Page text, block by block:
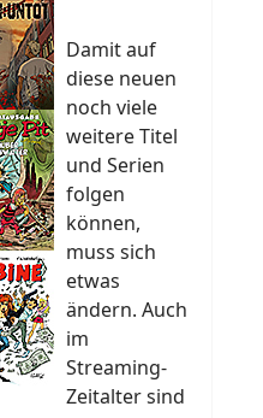
Damit auf
diese neuen
noch viele
weitere Titel
und Serien
folgen
können,
muss sich
etwas
ändern. Auch
im
Streaming-
Zeitalter sind